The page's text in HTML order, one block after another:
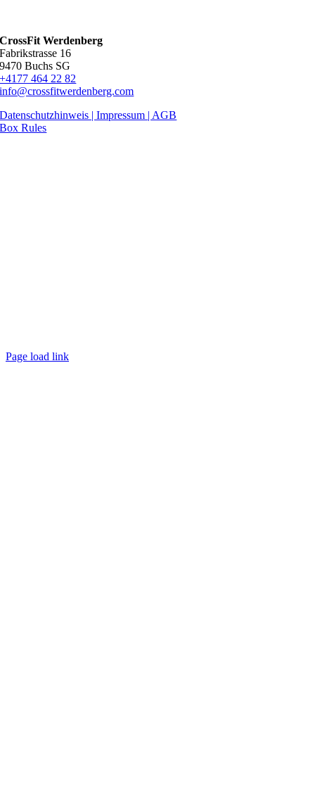
CrossFit Werdenberg
Fabrikstrasse 16
9470 Buchs SG
+4177 464 22 82
info@crossfitwerdenberg.com
Datenschutzhinweis | Impressum | AGB
Box Rules
Page load link